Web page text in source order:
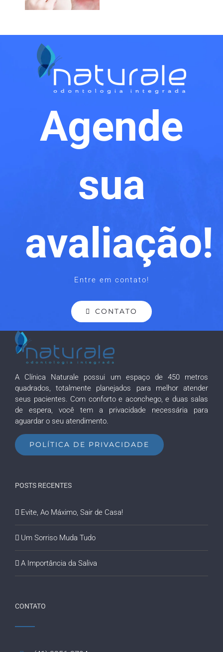
Agende
sua
avaliação!
Entre em contato!
CONTATO
A Clínica Naturale possui um espaço de 450 metros
quadrados, totalmente planejados para melhor atender
seus pacientes. Com conforto e aconchego, e duas salas
de espera, você tem a privacidade necessária para
aguardar o seu atendimento.
POLÍTICA DE PRIVACIDADE
POSTS RECENTES
Evite, Ao Máximo, Sair de Casa!
Um Sorriso Muda Tudo
A Importância da Saliva
CONTATO